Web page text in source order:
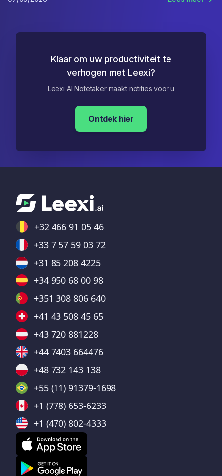
Klaar om uw productiviteit te
verhogen met Leexi?
Leexi AI Notetaker maakt notities voor u
Ontdek hier
+32 466 91 05 46
+33 7 57 59 03 72
+31 85 208 4225
+34 950 68 00 98
+351 308 806 640
+41 43 508 45 65
+43 720 881228
+44 7403 664476
+48 732 143 138
+55 (11) 91379-1698
+1 (778) 653-6233
+1 (470) 802-4333